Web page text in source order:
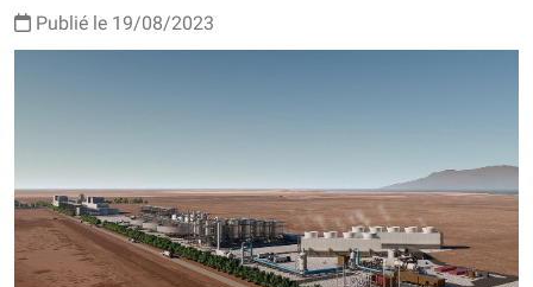
Publié le 19/08/2023